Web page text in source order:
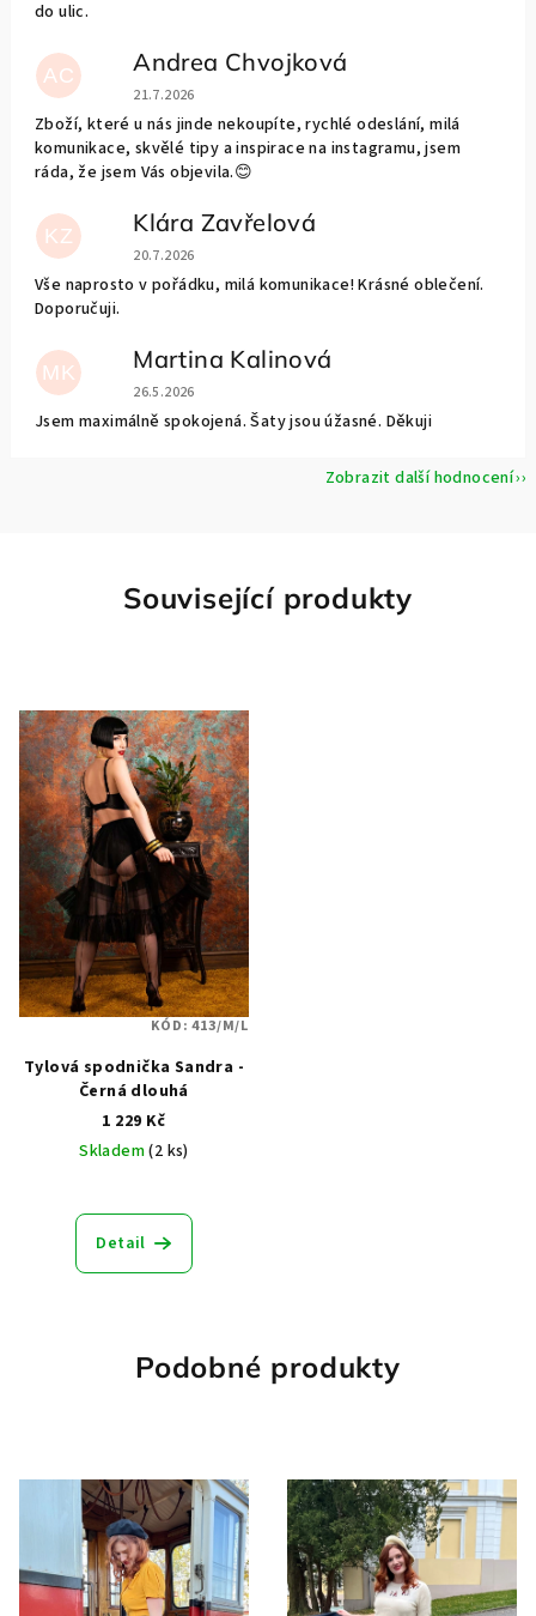
do ulic.
AC Andrea Chvojková
Hodnocení obchodu je 5 z 5 hvězdiček.
21.7.2026
Zboží, které u nás jinde nekoupíte, rychlé odeslání, milá
komunikace, skvělé tipy a inspirace na instagramu, jsem
ráda, že jsem Vás objevila.😊
KZ Klára Zavřelová
Hodnocení obchodu je 5 z 5 hvězdiček.
20.7.2026
Vše naprosto v pořádku, milá komunikace! Krásné oblečení.
Doporučuji.
MK Martina Kalinová
Hodnocení obchodu je 5 z 5 hvězdiček.
26.5.2026
Jsem maximálně spokojená. Šaty jsou úžasné. Děkuji
Zobrazit další hodnocení
Související produkty
Tylová spodnička Sandra -
Černá dlouhá
1 229 Kč
Skladem(2 ks)
hodnocení
produktu
hvězdiček.
Detail
KÓD:413/M/L
Podobné produkty